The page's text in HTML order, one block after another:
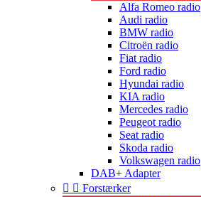
Alfa Romeo radio
Audi radio
BMW radio
Citroën radio
Fiat radio
Ford radio
Hyundai radio
KIA radio
Mercedes radio
Peugeot radio
Seat radio
Skoda radio
Volkswagen radio
DAB+ Adapter
  Forstærker